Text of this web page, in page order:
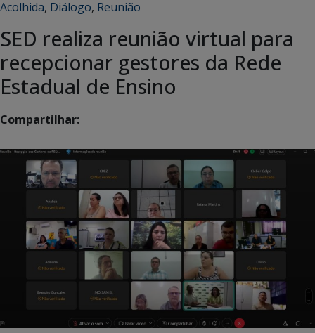
Acolhida, Diálogo, Reunião
SED realiza reunião virtual para
recepcionar gestores da Rede
Estadual de Ensino
Compartilhar: